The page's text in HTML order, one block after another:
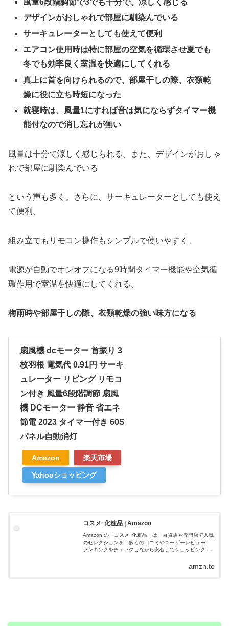
デザインがおしゃれで部屋に馴染んでいる
サーキュレーターとしても使えて便利
エアコン使用時は特に部屋の空気を循環させ夏でも
冬でも効率良く室温を快適にしてくれる
真上に首を向けられるので、部屋干しの際、衣類乾
燥に役に立ち時短になった
就寝時は、風量1にすれば音は気にならずタイマー機
能付なので消し忘れが無い
風量は十分で涼しく感じられる。また、デザインがおしゃ
れで部屋に馴染んでいる
という声も多く。さらに、サーキュレーターとしても使え
て便利。
組み立てもリモコン操作もシンプルで使いやすく、
電源が自動でオンオフになる9時間タイマー機能や空気循
環作用で室温を快適にしてくれる。
梅雨時や部屋干しの際、衣類乾燥の強い味方になる
扇風機 dcモーター 首振り 3
枚羽根 電気代 0.91円 サーキ
ュレーター リビング リモコ
ン付き 風量6段階調節 扇風
機 DCモーター 静音 省エネ
節電 2023 タイマー付き 60S
パネル自動消灯
Amazon 楽天市場
Yahooショッピング
コスメ･化粧品 | Amazon
Amazon.の「コスメ･化粧品」は、百貨店や専門店で人気
のセレクションを、多くの口コミやユーザーレビュー、
ランキングをチェックしながら安心してショッピングを
もAmazon.co.jpが販売、発送する「コスメ･化粧品」の商
amzn.to